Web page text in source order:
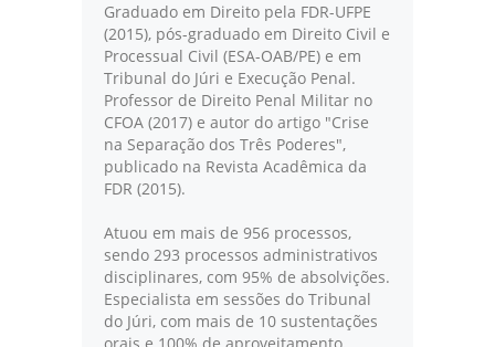
Graduado em Direito pela FDR-UFPE
(2015), pós-graduado em Direito Civil e
Processual Civil (ESA-OAB/PE) e em
Tribunal do Júri e Execução Penal.
Professor de Direito Penal Militar no
CFOA (2017) e autor do artigo "Crise
na Separação dos Três Poderes",
publicado na Revista Acadêmica da
FDR (2015).
Atuou em mais de 956 processos,
sendo 293 processos administrativos
disciplinares, com 95% de absolvições.
Especialista em sessões do Tribunal
do Júri, com mais de 10 sustentações